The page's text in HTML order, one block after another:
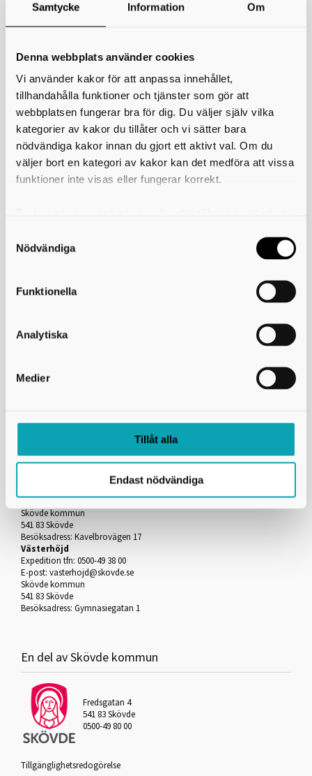
Samtycke Information Om
Denna webbplats använder cookies
Vi använder kakor för att anpassa innehållet,
tillhandahålla funktioner och tjänster som gör att
webbplatsen fungerar bra för dig. Du väljer själv vilka
kategorier av kakor du tillåter och vi sätter bara
nödvändiga kakor innan du gjort ett aktivt val. Om du
väljer bort en kategori av kakor kan det medföra att vissa
funktioner inte visas eller fungerar korrekt.
användning av kakor som du hittar längst ner på sidan
Nödvändiga
Funktionella
Analytiska
Medier
Tillåt alla
Endast nödvändiga
dess vardag, och på så sätt locka fler att söka till måleriutbildningen.
Serien startar i augusti 2025.
Här kan du läsa om måleriutbildningen på Kavelbro
Bild nedan: Instruktioner ges från filmteamet om hur tagningen kommer
Skriv ut
E-post:kavelbro@skovde.se
Skövde kommun
541 83 Skövde
Besöksadress: Kavelbrovägen 17
Västerhöjd
Expedition tfn: 0500-49 38 00
E-post: vasterhojd@skovde.se
Skövde kommun
541 83 Skövde
Besöksadress: Gymnasiegatan 1
En del av Skövde kommun
Fredsgatan 4
541 83 Skövde
0500-49 80 00
Tillgänglighetsredogörelse